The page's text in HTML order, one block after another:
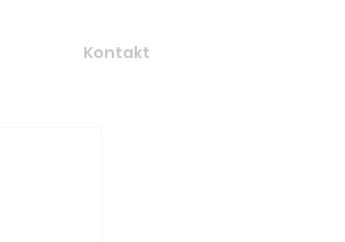
Kontakt